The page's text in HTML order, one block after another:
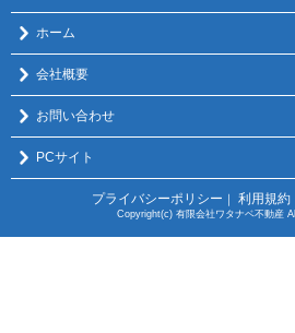
ホーム
会社概要
お問い合わせ
PCサイト
プライバシーポリシー ｜ 利用規約
Copyright(c) 有限会社ワタナベ不動産